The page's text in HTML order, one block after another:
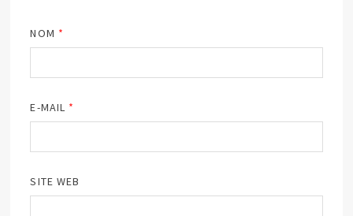
NOM *
E-MAIL *
SITE WEB